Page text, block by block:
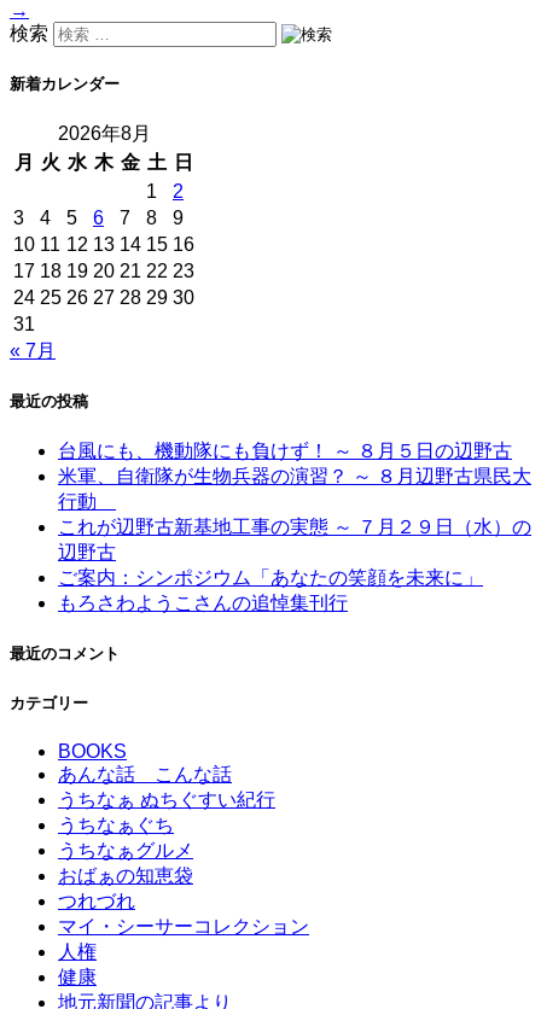
→
検索
新着カレンダー
2026年8月
月
火 水 木 金 土
日
1
2
3
4 5 6 7 8
9
10 11 12 13 14 15 16
17 18 19 20 21 22 23
24 25 26 27 28 29 30
31
« 7月
最近の投稿
台風にも、機動隊にも負けず！ ～ ８月５日の辺野古
米軍、自衛隊が生物兵器の演習？ ～ ８月辺野古県民大
行動
これが辺野古新基地工事の実態 ～ ７月２９日（水）の
辺野古
ご案内：シンポジウム「あなたの笑顔を未来に」
もろさわようこさんの追悼集刊行
最近のコメント
カテゴリー
BOOKS
あんな話 こんな話
うちなぁ ぬちぐすい紀行
うちなぁぐち
うちなぁグルメ
おばぁの知恵袋
つれづれ
マイ・シーサーコレクション
人権
健康
地元新聞の記事より